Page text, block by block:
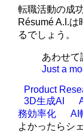
転職活動の成
Résumé A.I.
るでしょう。
あわせて
Just a
Product
3D生成AI
務効率化
AI
よかったらシ